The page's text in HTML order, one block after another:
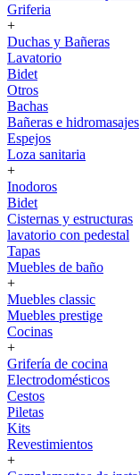
Griferia
+
Duchas y Bañeras
Lavatorio
Bidet
Otros
Bachas
Bañeras e hidromasajes
Espejos
Loza sanitaria
+
Inodoros
Bidet
Cisternas y estructuras
lavatorio con pedestal
Tapas
Muebles de baño
+
Muebles classic
Muebles prestige
Cocinas
+
Grifería de cocina
Electrodomésticos
Cestos
Piletas
Kits
Revestimientos
+